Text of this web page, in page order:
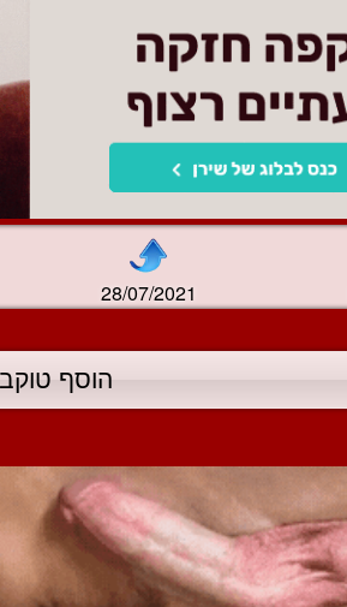
28/07/2021
הוסף